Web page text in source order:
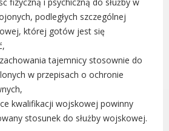
LUBOŃ
Aktualne informacje
Luboń
Miasta
dyżurów radnych
podległych szczególnej
której gotów jest się
tajemnicy stosownie do
w przepisach o ochronie
kwalifikacji wojskowej powinny
stosunek do służby wojskowej.